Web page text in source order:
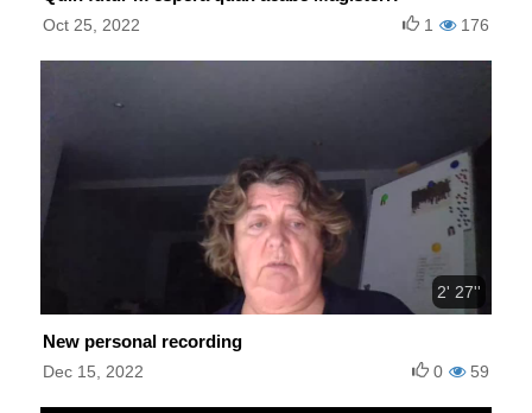
Oct 25, 2022 176
1
2' 27''
New personal recording
Dec 15, 2022 59
0